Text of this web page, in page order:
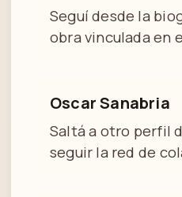
Seguí desde la
obra vinculada en
Oscar Sanabria
Saltá a otro perfil
seguir la red de